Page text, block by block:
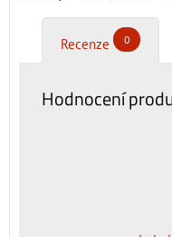
Recenze 0
Hodnocení